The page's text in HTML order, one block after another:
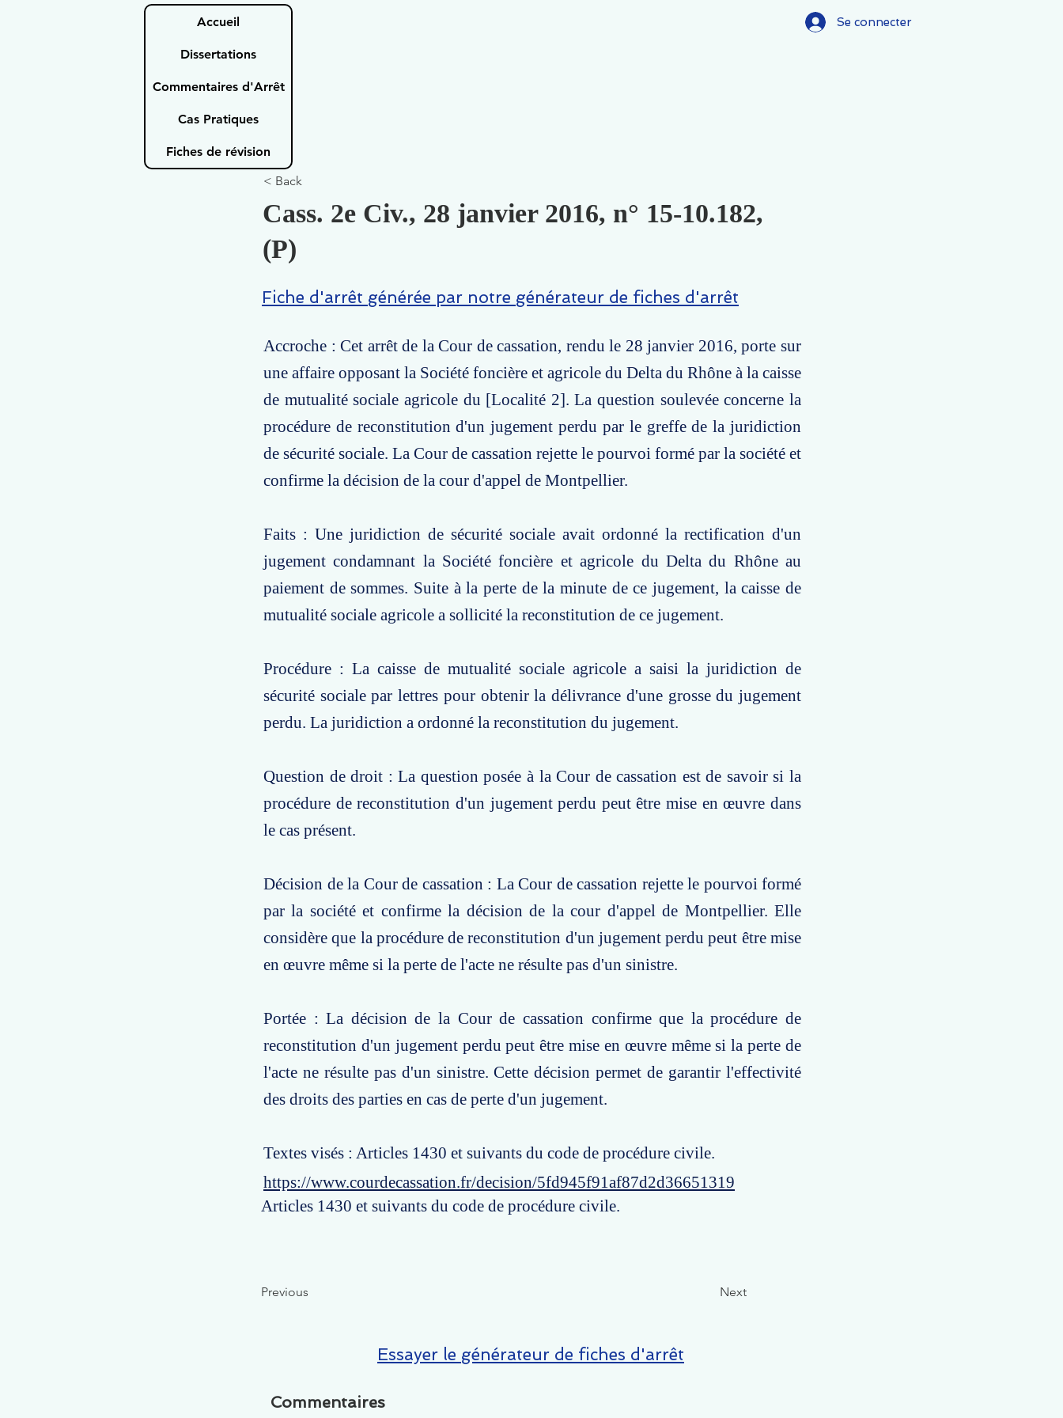
Accueil
Dissertations
Commentaires d'Arrêt
Cas Pratiques
Fiches de révision
Se connecter
< Back
Cass. 2e Civ., 28 janvier 2016, n° 15-10.182,
(P)
Fiche d'arrêt générée par notre générateur de fiches d'arrêt
Accroche : Cet arrêt de la Cour de cassation, rendu le 28 janvier 2016, porte sur
une affaire opposant la Société foncière et agricole du Delta du Rhône à la caisse
de mutualité sociale agricole du [Localité 2]. La question soulevée concerne la
procédure de reconstitution d'un jugement perdu par le greffe de la juridiction
de sécurité sociale. La Cour de cassation rejette le pourvoi formé par la société et
confirme la décision de la cour d'appel de Montpellier.
Faits : Une juridiction de sécurité sociale avait ordonné la rectification d'un
jugement condamnant la Société foncière et agricole du Delta du Rhône au
paiement de sommes. Suite à la perte de la minute de ce jugement, la caisse de
mutualité sociale agricole a sollicité la reconstitution de ce jugement.
Procédure : La caisse de mutualité sociale agricole a saisi la juridiction de
sécurité sociale par lettres pour obtenir la délivrance d'une grosse du jugement
perdu. La juridiction a ordonné la reconstitution du jugement.
Question de droit : La question posée à la Cour de cassation est de savoir si la
procédure de reconstitution d'un jugement perdu peut être mise en œuvre dans
le cas présent.
Décision de la Cour de cassation : La Cour de cassation rejette le pourvoi formé
par la société et confirme la décision de la cour d'appel de Montpellier. Elle
considère que la procédure de reconstitution d'un jugement perdu peut être mise
en œuvre même si la perte de l'acte ne résulte pas d'un sinistre.
Portée : La décision de la Cour de cassation confirme que la procédure de
reconstitution d'un jugement perdu peut être mise en œuvre même si la perte de
l'acte ne résulte pas d'un sinistre. Cette décision permet de garantir l'effectivité
des droits des parties en cas de perte d'un jugement.
Textes visés : Articles 1430 et suivants du code de procédure civile.
https://www.courdecassation.fr/decision/5fd945f91af87d2d36651319
Articles 1430 et suivants du code de procédure civile.
Previous Next
Essayer le générateur de fiches d'arrêt
Commentaires